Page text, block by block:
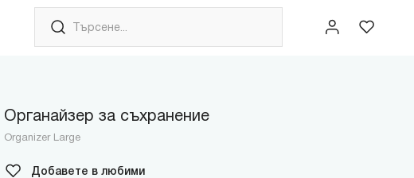
Органайзер за съхранение
Organizer Large
Добавете в любими